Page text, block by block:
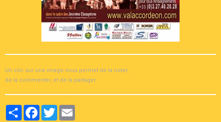
Un clic sur une image vous permet de la noter,
de la commenter, et de la partager.
PartagerFacebook
Twitter